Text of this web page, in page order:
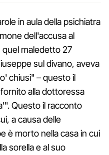
in aula della psichiatra
dell'accusa al
maledetto 27
sul divano, aveva
chiusi" – questo il
alla dottoressa
Questo il racconto
a causa delle
è morto nella casa in cui
sorella e al suo